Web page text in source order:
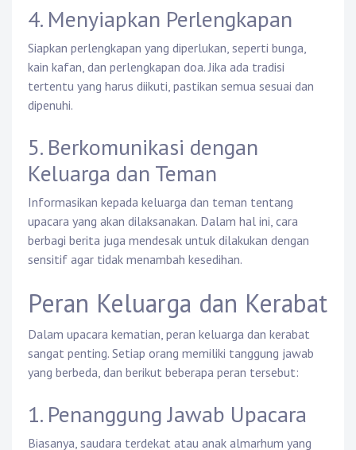
4. Menyiapkan Perlengkapan
Siapkan perlengkapan yang diperlukan, seperti bunga,
kain kafan, dan perlengkapan doa. Jika ada tradisi
tertentu yang harus diikuti, pastikan semua sesuai dan
dipenuhi.
5. Berkomunikasi dengan
Keluarga dan Teman
Informasikan kepada keluarga dan teman tentang
upacara yang akan dilaksanakan. Dalam hal ini, cara
berbagi berita juga mendesak untuk dilakukan dengan
sensitif agar tidak menambah kesedihan.
Peran Keluarga dan Kerabat
Dalam upacara kematian, peran keluarga dan kerabat
sangat penting. Setiap orang memiliki tanggung jawab
yang berbeda, dan berikut beberapa peran tersebut:
1. Penanggung Jawab Upacara
Biasanya, saudara terdekat atau anak almarhum yang